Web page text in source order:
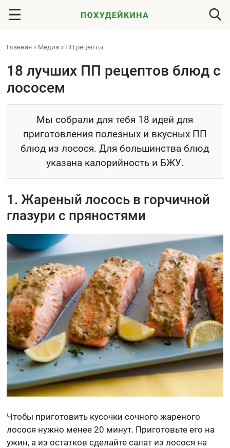
Главная » Медиа » ПП рецепты
18 лучших ПП рецептов блюд с
лососем
Мы собрали для тебя 18 идей для
приготовления полезных и вкусных ПП
блюд из лосося. Для большинства блюд
указана калорийность и БЖУ.
1. Жареный лосось в горчичной
глазури с пряностями
Чтобы приготовить кусочки сочного жареного
лосося нужно менее 20 минут. Приготовьте его на
ужин, а из остатков сделайте салат из лосося на